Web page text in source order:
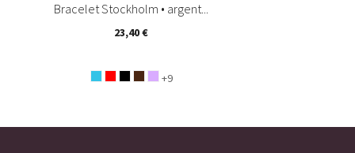
Bracelet Stockholm • argent...
23,40 €
+9